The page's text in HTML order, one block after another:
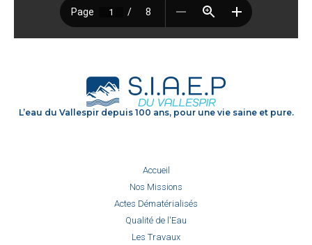
L’eau du Vallespir depuis 100 ans, pour une vie saine et pure.
Accueil
Nos Missions
Actes Dématérialisés
Qualité de l'Eau
Les Travaux